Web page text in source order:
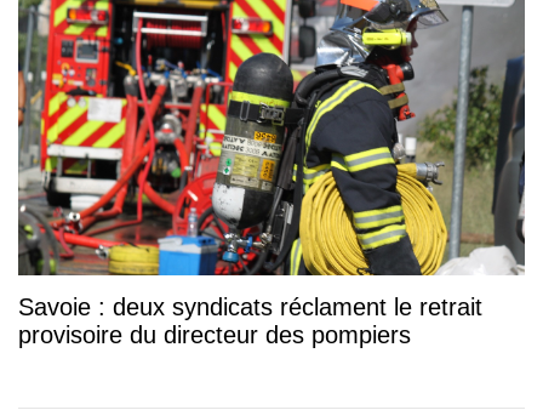
Savoie : deux syndicats réclament le retrait
provisoire du directeur des pompiers